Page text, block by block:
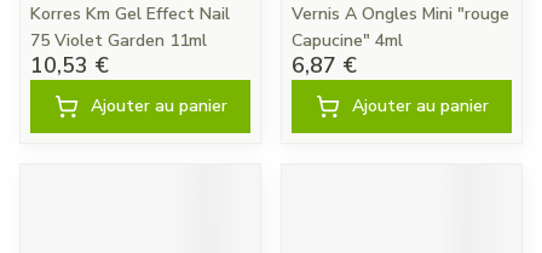
Korres Km Gel Effect Nail
75 Violet Garden 11ml
10,53 €
Ajouter au panier
Vernis A Ongles Mini "rouge
Capucine" 4ml
6,87 €
Ajouter au panier